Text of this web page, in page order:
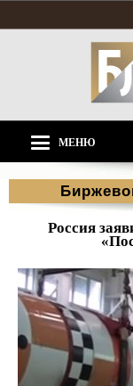
МЕНЮ
Россия